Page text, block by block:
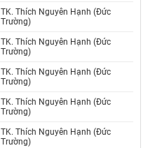
TK. Thích Nguyên Hạnh (Đức
Trường)
TK. Thích Nguyên Hạnh (Đức
Trường)
TK. Thích Nguyên Hạnh (Đức
Trường)
TK. Thích Nguyên Hạnh (Đức
Trường)
TK. Thích Nguyên Hạnh (Đức
Trường)